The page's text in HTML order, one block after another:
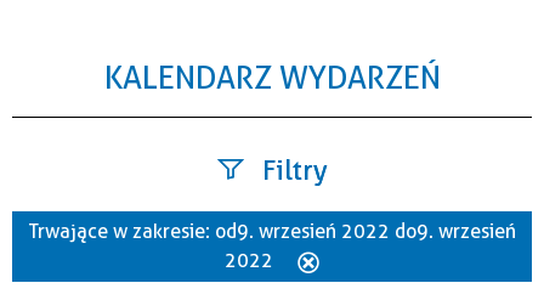
KALENDARZ WYDARZEŃ
Filtry
Szukana fraza
Trwające w zakresie: od 9. wrzesień 2022 do 9. wrzesień
2022